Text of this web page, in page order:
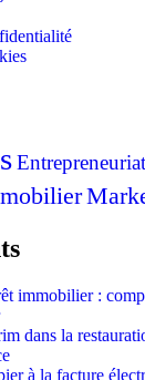
Entrepreneuriat
immobilier :
dans la
à la facture